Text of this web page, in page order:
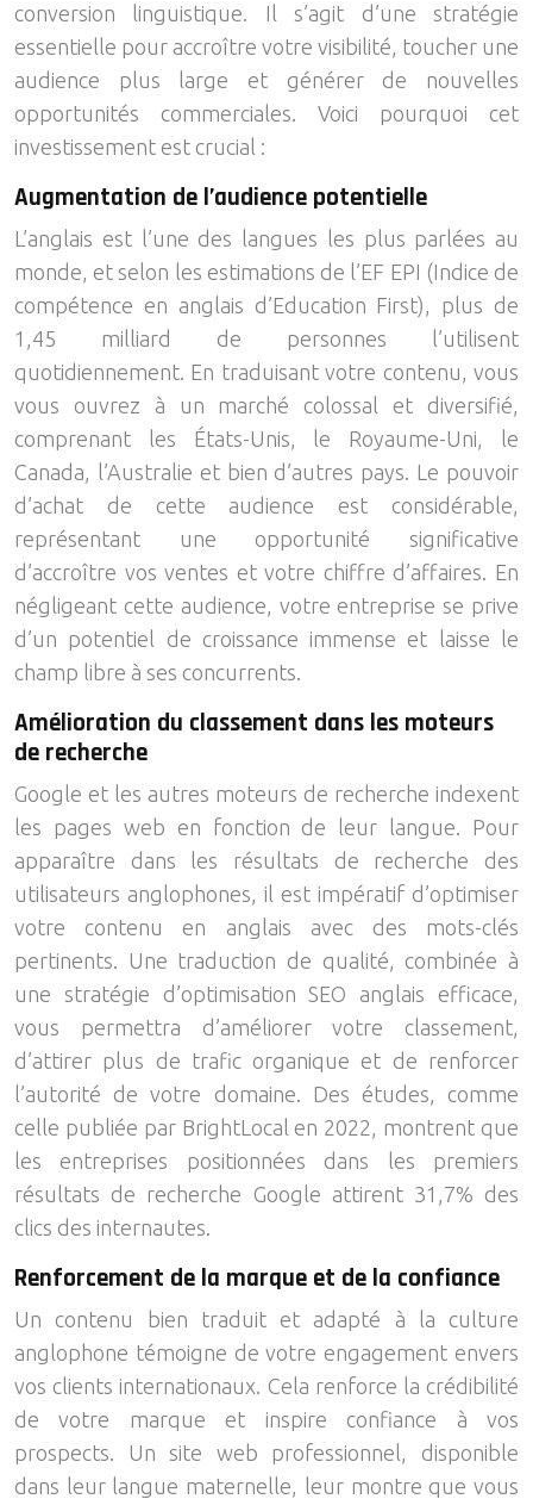
conversion linguistique. Il s’agit d’une stratégie
essentielle pour accroître votre visibilité, toucher une
audience plus large et générer de nouvelles
opportunités commerciales. Voici pourquoi cet
investissement est crucial :
Augmentation de l’audience potentielle
L’anglais est l’une des langues les plus parlées au
monde, et selon les estimations de l’EF EPI (Indice de
compétence en anglais d’Education First), plus de
1,45 milliard de personnes l’utilisent
quotidiennement. En traduisant votre contenu, vous
vous ouvrez à un marché colossal et diversifié,
comprenant les États-Unis, le Royaume-Uni, le
Canada, l’Australie et bien d’autres pays. Le pouvoir
d’achat de cette audience est considérable,
représentant une opportunité significative
d’accroître vos ventes et votre chiffre d’affaires. En
négligeant cette audience, votre entreprise se prive
d’un potentiel de croissance immense et laisse le
champ libre à ses concurrents.
Amélioration du classement dans les moteurs
de recherche
Google et les autres moteurs de recherche indexent
les pages web en fonction de leur langue. Pour
apparaître dans les résultats de recherche des
utilisateurs anglophones, il est impératif d’optimiser
votre contenu en anglais avec des mots-clés
pertinents. Une traduction de qualité, combinée à
une stratégie d’optimisation SEO anglais efficace,
vous permettra d’améliorer votre classement,
d’attirer plus de trafic organique et de renforcer
l’autorité de votre domaine. Des études, comme
celle publiée par BrightLocal en 2022, montrent que
les entreprises positionnées dans les premiers
résultats de recherche Google attirent 31,7% des
clics des internautes.
Renforcement de la marque et de la confiance
Un contenu bien traduit et adapté à la culture
anglophone témoigne de votre engagement envers
vos clients internationaux. Cela renforce la crédibilité
de votre marque et inspire confiance à vos
prospects. Un site web professionnel, disponible
dans leur langue maternelle, leur montre que vous